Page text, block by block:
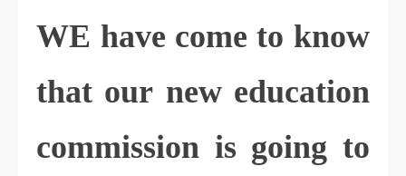
WE have come to know
that our new education
commission is going to